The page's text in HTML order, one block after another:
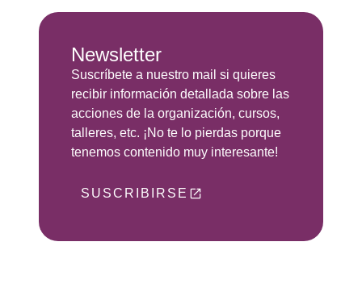
Newsletter
Suscríbete a nuestro mail si quieres
recibir información detallada sobre las
acciones de la organización, cursos,
talleres, etc. ¡No te lo pierdas porque
tenemos contenido muy interesante!
SUSCRIBIRSE